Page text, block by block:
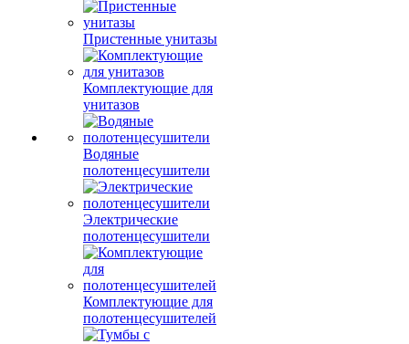
Пристенные унитазы
Комплектующие для
унитазов
Водяные
полотенцесушители
Электрические
полотенцесушители
Комплектующие для
полотенцесушителей